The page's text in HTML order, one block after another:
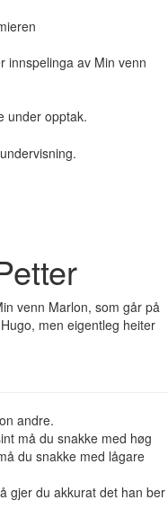
innspelinga av Min venn
under opptak.
venn Marlon, som går på
men eigentleg heiter
andre.
må du snakke med høg
du snakke med lågare
gjer du akkurat det han ber